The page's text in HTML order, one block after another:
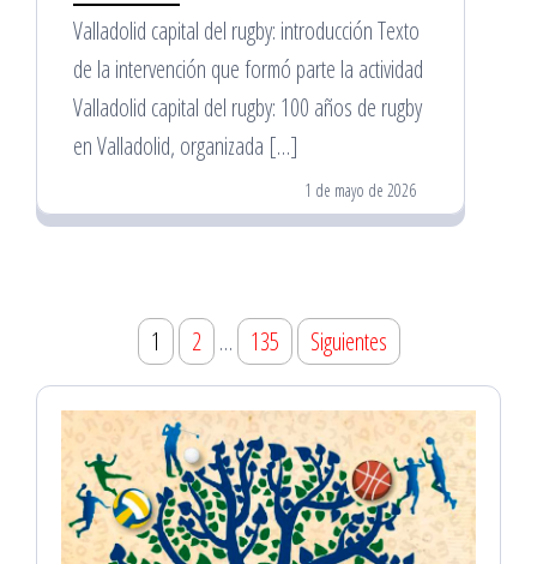
Valladolid capital del rugby: introducción Texto
de la intervención que formó parte la actividad
Valladolid capital del rugby: 100 años de rugby
en Valladolid, organizada […]
1 de mayo de 2026
Paginación
de
entradas
1 2 … 135 Siguientes